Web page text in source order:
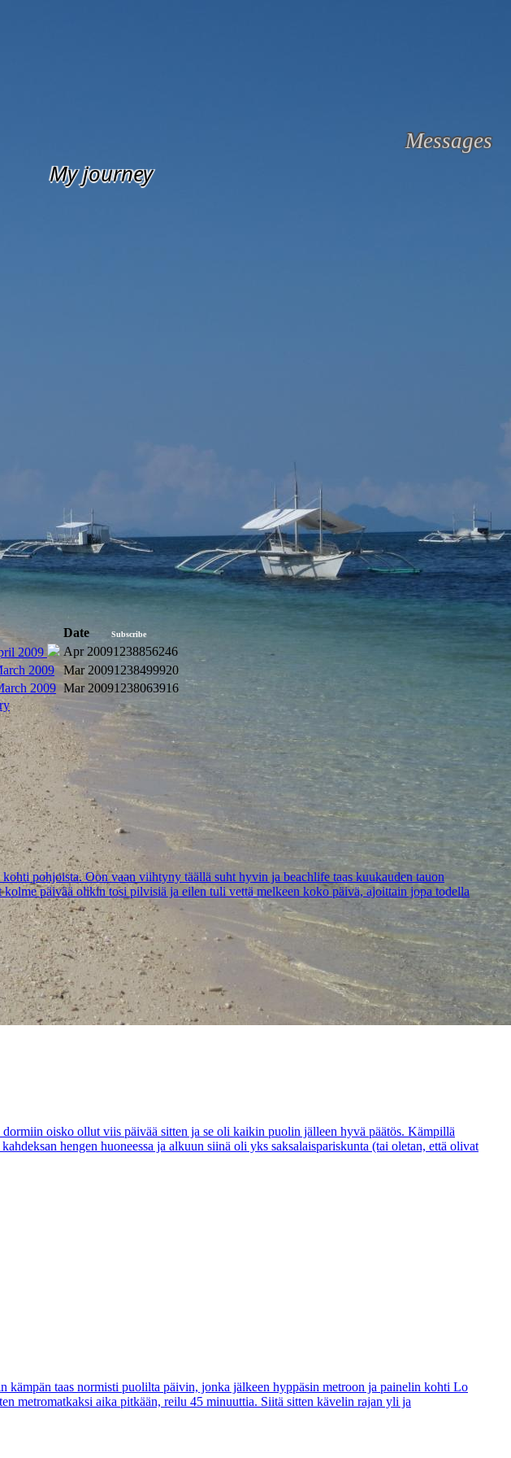
Messages
Subscribe
My journey
Date
2009
Apr 20091238856246
2009
Mar 20091238499920
2009 Mar 20091238063916
pohjoista. Oon vaan viihtyny täällä suht hyvin ja beachlife taas kuukauden tauon
päivää olikin tosi pilvisiä ja eilen tuli vettä melkeen koko päivä, ajoittain jopa todella
oisko ollut viis päivää sitten ja se oli kaikin puolin jälleen hyvä päätös. Kämpillä
hengen huoneessa ja alkuun siinä oli yks saksalaispariskunta (tai oletan, että olivat
taas normisti puolilta päivin, jonka jälkeen hyppäsin metroon ja painelin kohti Lo
metromatkaksi aika pitkään, reilu 45 minuuttia. Siitä sitten kävelin rajan yli ja